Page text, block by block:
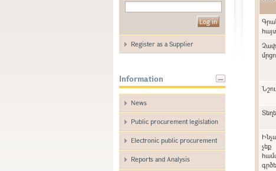
Register as a Supplier
Information
News
Public procurement legislation
Electronic public procurement
Reports and Analysis